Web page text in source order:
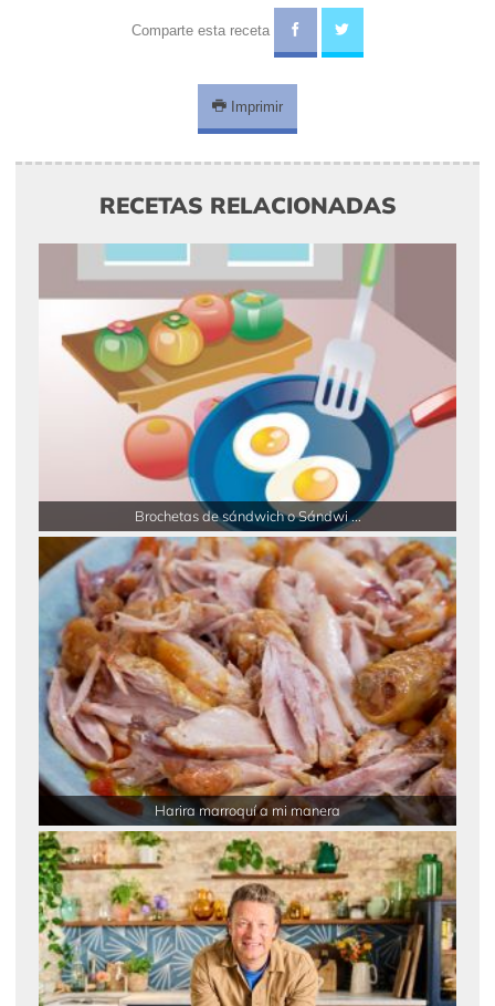
Comparte esta receta
Imprimir
RECETAS RELACIONADAS
Brochetas de sándwich o Sándwi ...
Harira marroquí a mi manera